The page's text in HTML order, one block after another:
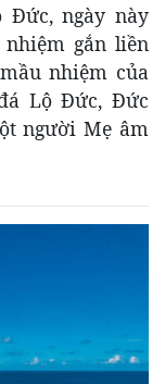
ngày này
gắn liền
nhiệm của
Lộ Đức, Đức
người Mẹ âm